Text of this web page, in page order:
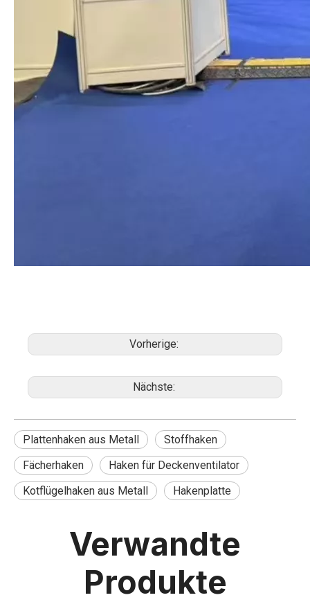
Vorherige:
Nächste:
Plattenhaken aus Metall
Stoffhaken
Fächerhaken
Haken für Deckenventilator
Kotflügelhaken aus Metall
Hakenplatte
Verwandte
Produkte